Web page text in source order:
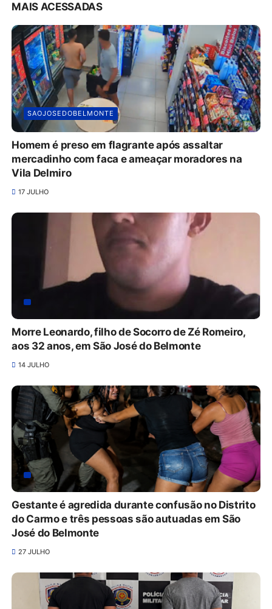
MAIS ACESSADAS
SAOJOSEDOBELMONTE
Homem é preso em flagrante após assaltar
mercadinho com faca e ameaçar moradores na
Vila Delmiro
17 JULHO
Morre Leonardo, filho de Socorro de Zé Romeiro,
aos 32 anos, em São José do Belmonte
14 JULHO
Gestante é agredida durante confusão no Distrito
do Carmo e três pessoas são autuadas em São
José do Belmonte
27 JULHO